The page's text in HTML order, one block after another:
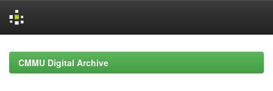
navigationCMMU Digital Archive